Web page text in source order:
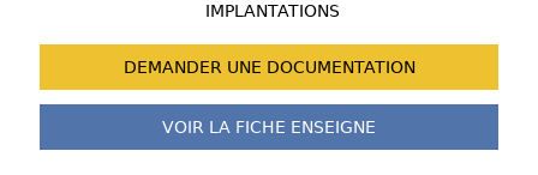
IMPLANTATIONS
DEMANDER UNE DOCUMENTATION
VOIR LA FICHE ENSEIGNE